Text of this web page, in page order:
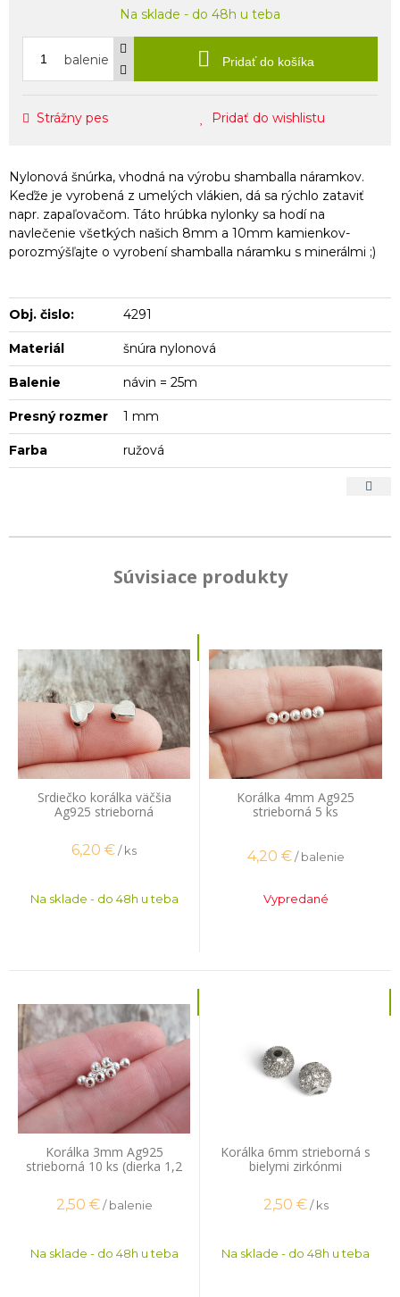
Na sklade - do 48h u teba
balenie Pridať do košíka
Strážny pes Pridať do wishlistu
Nylonová šnúrka, vhodná na výrobu shamballa náramkov.
Keďže je vyrobená z umelých vlákien, dá sa rýchlo zataviť
napr. zapaľovačom. Táto hrúbka nylonky sa hodí na
navlečenie všetkých našich 8mm a 10mm kamienkov-
porozmýšľajte o vyrobení shamballa náramku s minerálmi ;)
Obj. čislo: 4291
Materiál šnúra nylonová
Balenie návin = 25m
Presný rozmer 1 mm
Farba ružová
Súvisiace produkty
Srdiečko korálka väčšia
Ag925 strieborná
6,20 €/ ks
Na sklade - do 48h u teba
Korálka 4mm Ag925
strieborná 5 ks
4,20 € / balenie
Vypredané
Korálka 3mm Ag925
strieborná 10 ks (dierka 1,2
2,50 € / balenie
Na sklade - do 48h u teba
Korálka 6mm strieborná s
bielymi zirkónmi
2,50 € / ks
Na sklade - do 48h u teba